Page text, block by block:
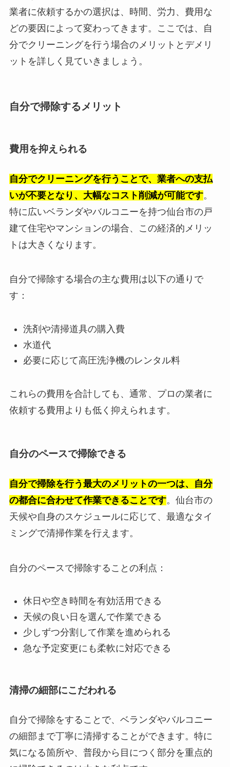
業者に依頼するかの選択は、時間、労力、費用な
どの要因によって変わってきます。ここでは、自
分でクリーニングを行う場合のメリットとデメリ
ットを詳しく見ていきましょう。
自分で掃除するメリット
費用を抑えられる
自分でクリーニングを行うことで、業者への支払
いが不要となり、大幅なコスト削減が可能です。
特に広いベランダやバルコニーを持つ仙台市の戸
建て住宅やマンションの場合、この経済的メリッ
トは大きくなります。
自分で掃除する場合の主な費用は以下の通りで
す：
洗剤や清掃道具の購入費
水道代
必要に応じて高圧洗浄機のレンタル料
これらの費用を合計しても、通常、プロの業者に
依頼する費用よりも低く抑えられます。
自分のペースで掃除できる
自分で掃除を行う最大のメリットの一つは、自分
の都合に合わせて作業できることです。仙台市の
天候や自身のスケジュールに応じて、最適なタイ
ミングで清掃作業を行えます。
自分のペースで掃除することの利点：
休日や空き時間を有効活用できる
天候の良い日を選んで作業できる
少しずつ分割して作業を進められる
急な予定変更にも柔軟に対応できる
清掃の細部にこだわれる
自分で掃除をすることで、ベランダやバルコニー
の細部まで丁寧に清掃することができます。特に
気になる箇所や、普段から目につく部分を重点的